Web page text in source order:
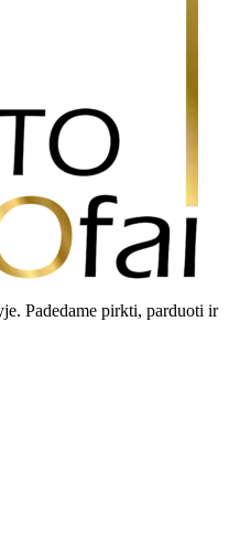
Padedame pirkti, parduoti ir